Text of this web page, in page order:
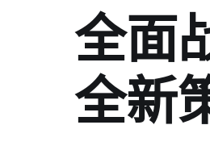
全面
全新